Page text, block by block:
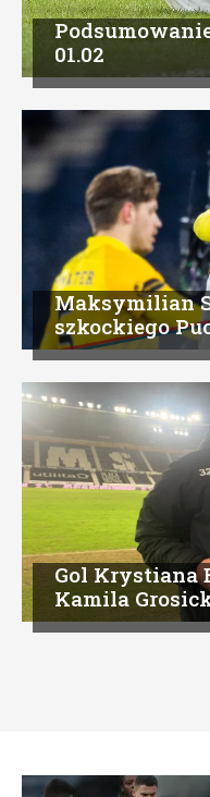
01.02
Maksymilian
szkockiego
Gol Krystiana
Kamila